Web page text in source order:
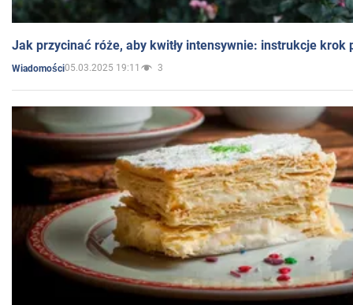
Jak przycinać róże, aby kwitły intensywnie: instrukcje krok
Wiadomości05.03.2025 19:11 3